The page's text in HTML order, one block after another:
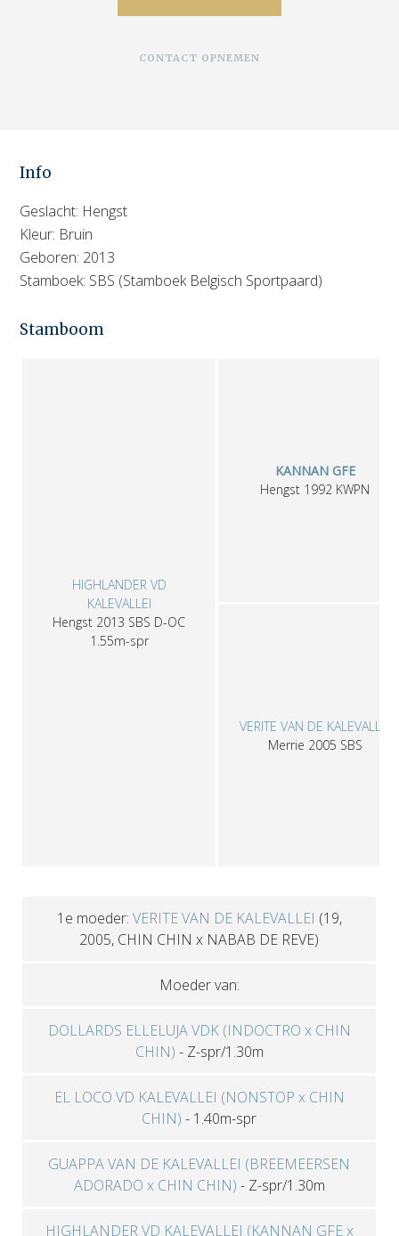
CONTACT OPNEMEN
Info
Geslacht: Hengst
Kleur: Bruin
Geboren: 2013
Stamboek: SBS (Stamboek Belgisch Sportpaard)
Stamboom
HIGHLANDER VD
KALEVALLEI
Hengst 2013 SBS D-OC
1.55m-spr
KANNAN GFE
Hengst 1992 KWPN
VERITE VAN DE KALEVALLEI
Merrie 2005 SBS
1e moeder: VERITE VAN DE KALEVALLEI (19,
2005, CHIN CHIN x NABAB DE REVE)
Moeder van:
DOLLARDS ELLELUJA VDK (INDOCTRO x CHIN
CHIN) - Z-spr/1.30m
EL LOCO VD KALEVALLEI (NONSTOP x CHIN
CHIN) - 1.40m-spr
GUAPPA VAN DE KALEVALLEI (BREEMEERSEN
ADORADO x CHIN CHIN) - Z-spr/1.30m
HIGHLANDER VD KALEVALLEI (KANNAN GFE x